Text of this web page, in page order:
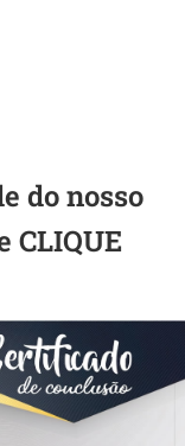
do nosso
CLIQUE